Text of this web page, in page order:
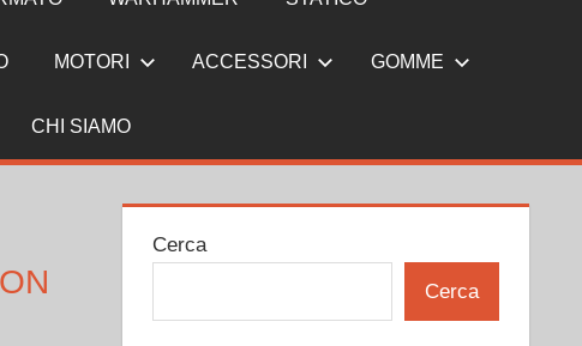
MOTORI ACCESSORI GOMME
CHI SIAMO
Cerca
Cerca